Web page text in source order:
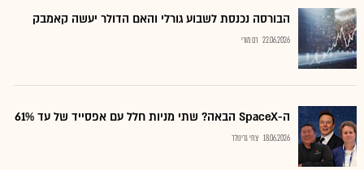
הבורסה נכנסת לשבוע גורלי והאם הדולר יעשה קאמבק
22.06.2026 רם מורי
ה-SpaceX הבאה? שתי מניות חלל עם אפסייד של עד 61%
18.06.2026 צחי גרינולד